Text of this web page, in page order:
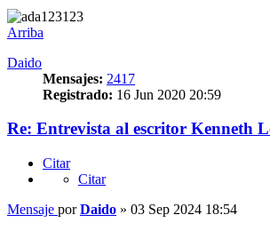
Arriba
Daido
Mensajes: 2417
Registrado: 16 Jun 2020 20:59
Re: Entrevista al escritor Kenneth
Citar
Citar
Mensaje porDaido » 03 Sep 2024 18:54